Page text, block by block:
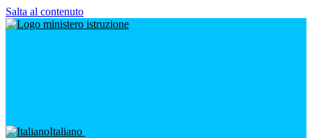
Salta al contenuto
Italiano